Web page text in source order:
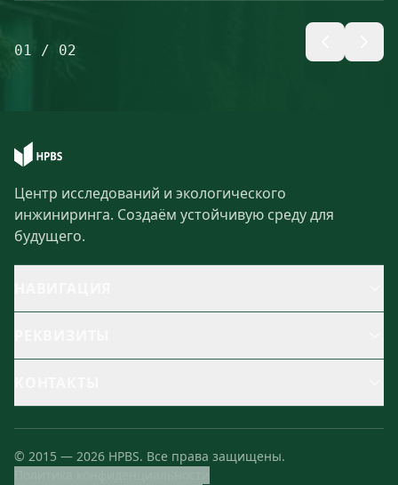
01 / 02
Центр исследований и экологического
инжиниринга. Создаём устойчивую среду для
будущего.
© 2015 — 2026 HPBS. Все права защищены.